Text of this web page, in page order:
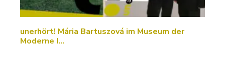
unerhört! Mária Bartuszová im Museum der
Moderne I…